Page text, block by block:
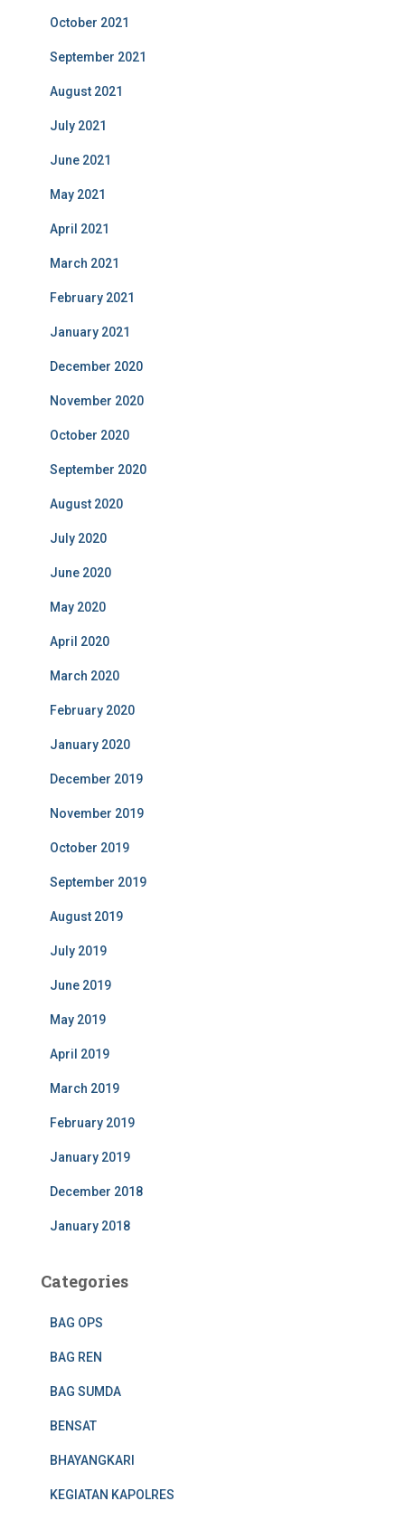
October 2021
September 2021
August 2021
July 2021
June 2021
May 2021
April 2021
March 2021
February 2021
January 2021
December 2020
November 2020
October 2020
September 2020
August 2020
July 2020
June 2020
May 2020
April 2020
March 2020
February 2020
January 2020
December 2019
November 2019
October 2019
September 2019
August 2019
July 2019
June 2019
May 2019
April 2019
March 2019
February 2019
January 2019
December 2018
January 2018
Categories
BAG OPS
BAG REN
BAG SUMDA
BENSAT
BHAYANGKARI
KEGIATAN KAPOLRES